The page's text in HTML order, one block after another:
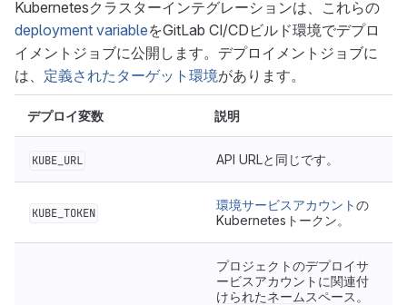
Kubernetesクラスターインテグレーションは、これらの
deployment variableをGitLab CI/CDビルド環境でデプロ
イメントジョブに公開します。デプロイメントジョブに
は、 定義されたターゲット環境があります。
デプロイ変数 説明
KUBE_URL API URLと同じです。
KUBE_TOKEN
環境サービスアカウントの
Kubernetesトークン。
プロジェクトのデプロイサ
ービスアカウントに関連付
けられたネームスペース。